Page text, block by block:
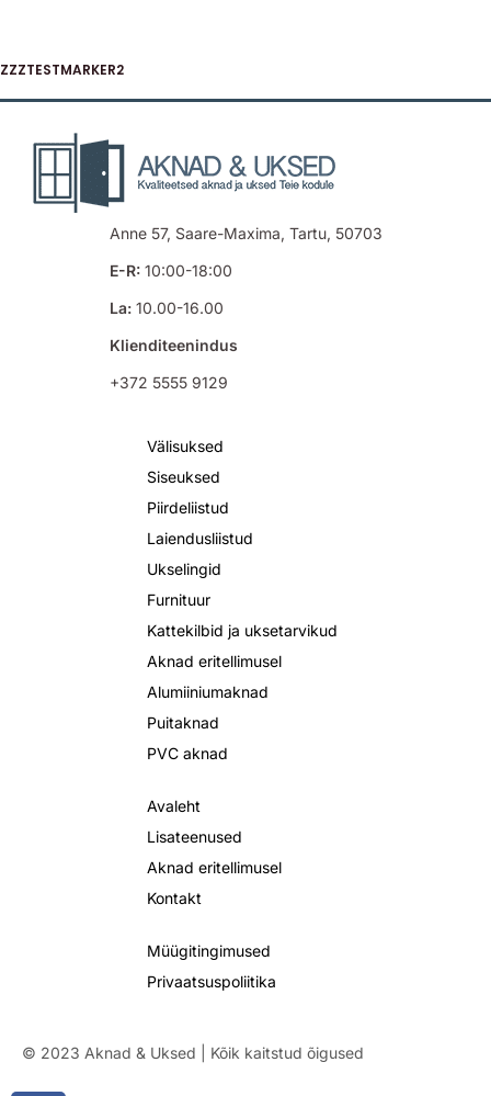
ZZZTESTMARKER2
Anne 57, Saare-Maxima, Tartu, 50703
E-R:10:00-18:00
La:10.00-16.00
Klienditeenindus
+372 5555 9129
Välisuksed
Siseuksed
Piirdeliistud
Laiendusliistud
Ukselingid
Furnituur
Kattekilbid ja uksetarvikud
Aknad eritellimusel
Alumiiniumaknad
Puitaknad
PVC aknad
Avaleht
Lisateenused
Aknad eritellimusel
Kontakt
Müügitingimused
Privaatsuspoliitika
© 2023 Aknad & Uksed | Kõik kaitstud õigused